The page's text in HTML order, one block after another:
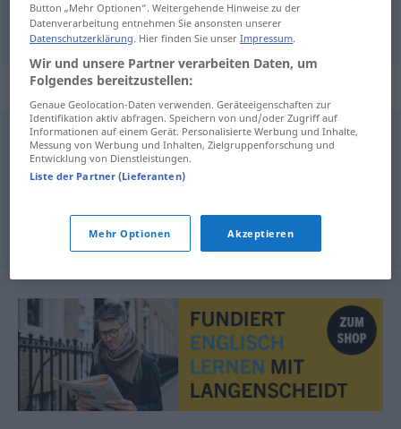
miraculous mirakulöswunderbar
Synonyme für "mirakulös"
legendenhaft,traumhaft,wunderbar,phantastisch
märchenhaft,wundersam,
© OpenThesaurus.de
Button „Mehr Optionen“. Weitergehende Hinweise zu der
Datenverarbeitung entnehmen Sie ansonsten unserer
Datenschutzerklärung. Hier finden Sie unserImpressum.
Wir und unsere Partner verarbeiten Daten, um
Folgendes bereitzustellen:
Genaue Geolocation-Daten verwenden. Geräteeigenschaften zur
Identifikation aktiv abfragen. Speichern von und/oder Zugriff auf
Informationen auf einem Gerät. Personalisierte Werbung und Inhalte,
Messung von Werbung und Inhalten, Zielgruppenforschung und
Entwicklung von Dienstleistungen.
Liste der Partner (Lieferanten)
Mehr Optionen Akzeptieren